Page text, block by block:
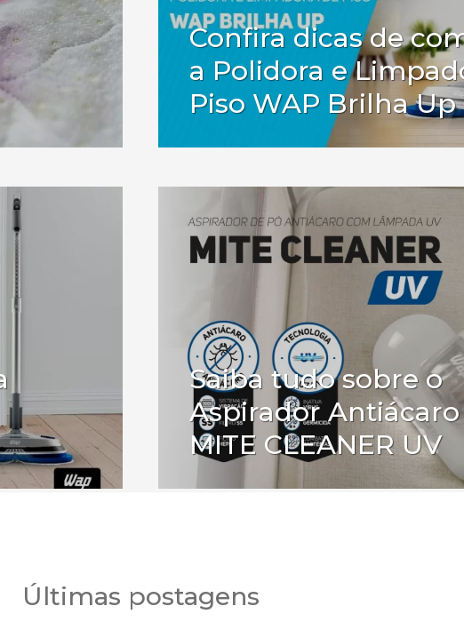
Confira dicas de
a Polidora e
Piso WAP Brilha Up
Saiba tudo sobre o
Aspirador
MITE CLEANER UV
Últimas postagens